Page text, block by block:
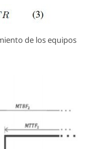
de los equipos